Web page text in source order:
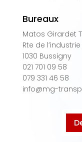
Bureaux
Matos Girardet
Rte de
1030 Bussigny
021 701 09 58
079 331 46 58
info@mg-